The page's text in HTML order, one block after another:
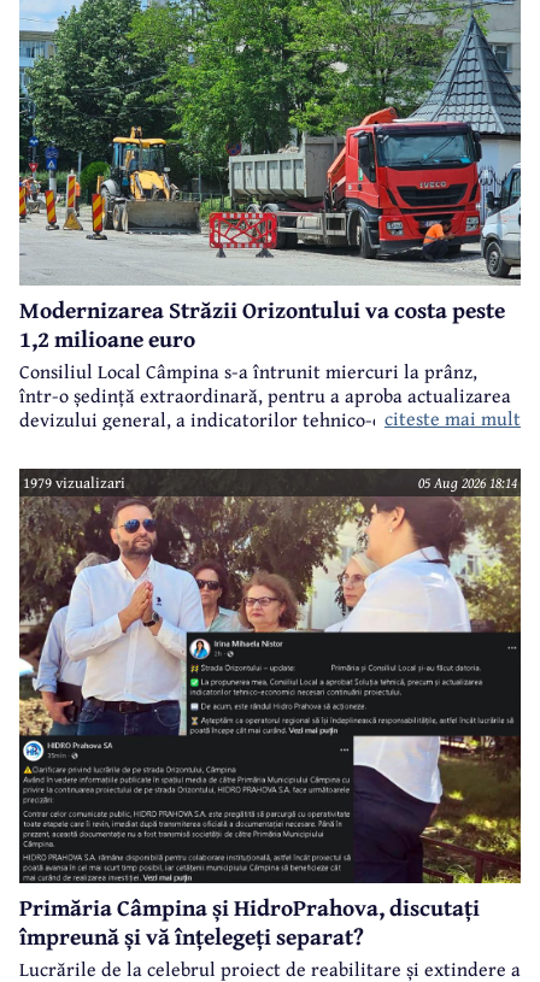
Modernizarea Străzii Orizontului va costa peste
1,2 milioane euro
Consiliul Local Câmpina s-a întrunit miercuri la prânz,
într-o ședință extraordinară, pentru a aproba actualizarea
devizului general, a indicatorilor tehnico-economici și a
realizarea modernizării Străzii Orizontului, obiectiv
finanțat prin Programul Național de Investiții ”Anghel
Saligny”.
citeste mai mult
1979 vizualizari 05 Aug 2026 18:14
Primăria Câmpina și HidroPrahova, discutați
împreună și vă înțelegeți separat?
Lucrările de la celebrul proiect de reabilitare și extindere a